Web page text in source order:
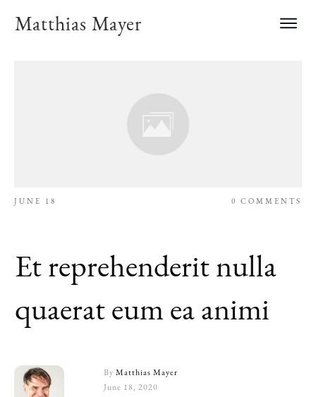
Matthias Mayer
JUNE 18 0 COMMENTS
Et reprehenderit nulla
quaerat eum ea animi
By Matthias Mayer
June 18, 2020